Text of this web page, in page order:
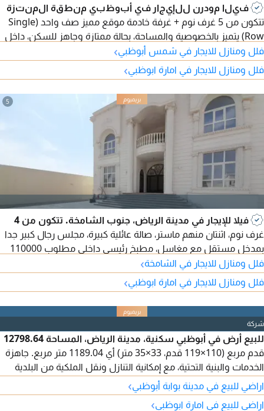
فيلا مودرن للإيجار في أبوظبي منطقة المنتزة
تتكون من 5 غرف نوم + غرفة خادمة موقع مميز صف واحد (Single
Row) يتميز بالخصوصية والمساحة، بحالة ممتازة وجاهز للسكن، داخل
ماستر) غرفة خادمة صالة معيشة واسعة + حمام للضيوف تراس
حديقة خاصة مع تنسيق زراعي (لاند سكيب) اطلالة مباشرة على
حديقة المجمع نظام تبريد مائي نظام السلامة Hasantuk نظام
انتركوم تجهيز
فلل ومنازل للايجار في شمس أبوظبي›
فلل ومنازل للايجار في امارة ابوظبي›
5
فيلا للإيجار في مدينة الرياض، جنوب الشامخة. تتكون من 4
غرف نوم، اثنتان منهم ماستر، صالة عائلية كبيرة، مجلس رجال كبير جدا
بمدخل مستقل مع مغاسل، مطبخ رئيسي داخلي مطلوب 110000
درهم سنوي
فلل ومنازل للايجار في الشامخة›
فلل ومنازل للايجار في امارة ابوظبي›
شركة
للبيع أرض في أبوظبي سكنية، مدينة الرياض، المساحة 12798.64
قدم مربع (110×119 قدم، 33×35 متر) أي 1189.04 متر مربع. جاهزة
الخدمات والبنية التحتية، مع إمكانية التنازل ونقل الملكية من البلدية
مباشرة. حوض 135، الأرض مساحتها كبيرة، وهي ثاني قطعة من
الزاوية. المطلوب 2 مليون و550 ألف درهم، قابلة للتفاوض. التنازل
اراضي للبيع في مدينة بوابة أبوظبي›
اراضي للبيع في امارة ابوظبي›